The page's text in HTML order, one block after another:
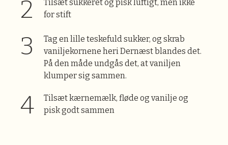
Tilsæt sukkeret og pisk luftigt, men ikke
for stift
Tag en lille teskefuld sukker, og skrab
vaniljekornene heri Dernæst blandes det.
På den måde undgås det, at vaniljen
klumper sig sammen.
Tilsæt kærnemælk, fløde og vanilje og
pisk godt sammen